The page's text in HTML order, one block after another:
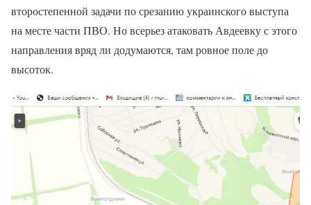
второстепенной задачи по срезанию украинского выступа
на месте части ПВО. Но всерьез атаковать Авдеевку с этого
направления вряд ли додумаются, там ровное поле до
высоток.